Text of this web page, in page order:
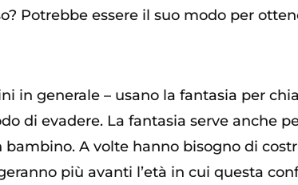
Potrebbe essere il suo modo per
in generale – usano la fantasia per
di evadere. La fantasia serve anche
bambino. A volte hanno bisogno di
più avanti l’età in cui questa